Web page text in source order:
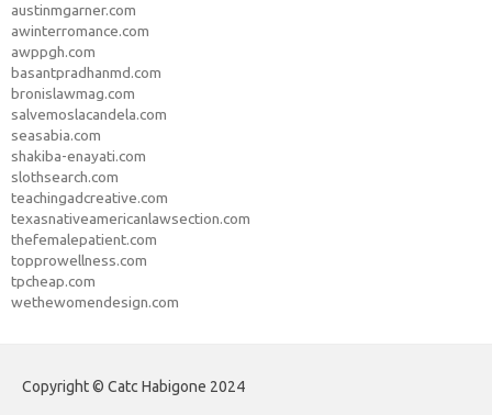
austinmgarner.com
awinterromance.com
awppgh.com
basantpradhanmd.com
bronislawmag.com
salvemoslacandela.com
seasabia.com
shakiba-enayati.com
slothsearch.com
teachingadcreative.com
texasnativeamericanlawsection.com
thefemalepatient.com
topprowellness.com
tpcheap.com
wethewomendesign.com
Copyright © Catc Habigone 2024